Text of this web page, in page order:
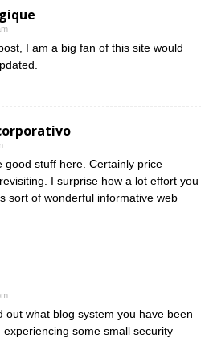
I am a big fan of this site would
good stuff here. Certainly price
I surprise how a lot effort you
sort of wonderful informative web
out what blog system you have been
experiencing some small security